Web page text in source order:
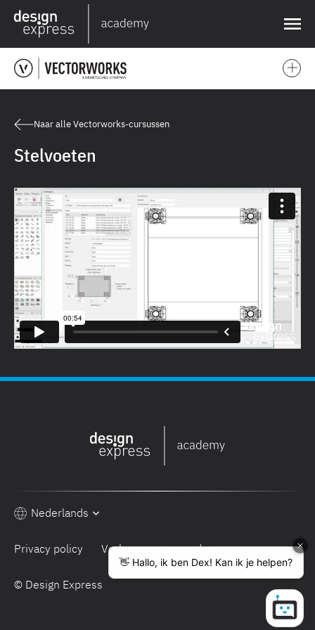
❌
Naar alle Vectorworks-cursussen
Stelvoeten
© Design Express
Privacy policy Verkoopsvoorwaarden
Nederlands